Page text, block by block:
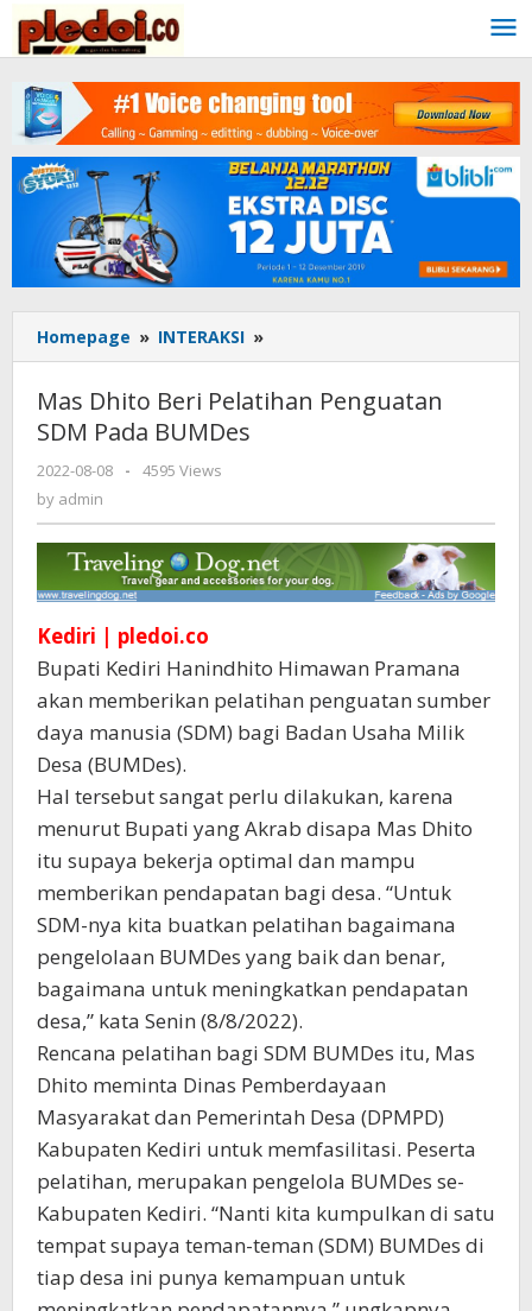
content
Homepage » INTERAKSI »
Dhito
Beri
Pelatihan
Mas Dhito Beri Pelatihan Penguatan
SDM Pada BUMDes
2022-08-08
by
-
4595 Views
by admin
Kediri | pledoi.co
Bupati Kediri Hanindhito Himawan Pramana
akan memberikan pelatihan penguatan sumber
daya manusia (SDM) bagi Badan Usaha Milik
Desa (BUMDes).
Hal tersebut sangat perlu dilakukan, karena
menurut Bupati yang Akrab disapa Mas Dhito
itu supaya bekerja optimal dan mampu
memberikan pendapatan bagi desa. “Untuk
SDM-nya kita buatkan pelatihan bagaimana
pengelolaan BUMDes yang baik dan benar,
bagaimana untuk meningkatkan pendapatan
desa,” kata Senin (8/8/2022).
Rencana pelatihan bagi SDM BUMDes itu, Mas
Dhito meminta Dinas Pemberdayaan
Masyarakat dan Pemerintah Desa (DPMPD)
Kabupaten Kediri untuk memfasilitasi. Peserta
pelatihan, merupakan pengelola BUMDes se-
Kabupaten Kediri. “Nanti kita kumpulkan di satu
tempat supaya teman-teman (SDM) BUMDes di
tiap desa ini punya kemampuan untuk